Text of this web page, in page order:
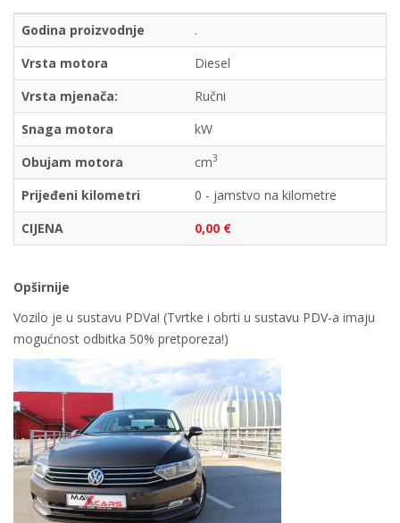
Godina proizvodnje
.
Vrsta motora
Diesel
Vrsta mjenača:
Ručni
Snaga motora
kW
Obujam motora
cm3
Prijeđeni kilometri
0 - jamstvo na kilometre
CIJENA
0,00 €
Opširnije
Vozilo je u sustavu PDVa! (Tvrtke i obrti u sustavu PDV-a imaju
mogućnost odbitka 50% pretporeza!)